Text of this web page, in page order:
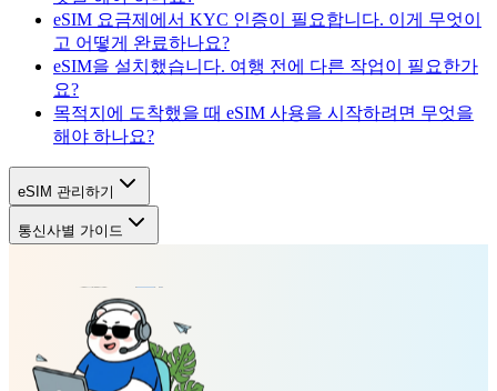
eSIM 요금제에서 KYC 인증이 필요합니다. 이게 무엇이
고 어떻게 완료하나요?
eSIM을 설치했습니다. 여행 전에 다른 작업이 필요한가
요?
목적지에 도착했을 때 eSIM 사용을 시작하려면 무엇을
해야 하나요?
eSIM 관리하기
통신사별 가이드